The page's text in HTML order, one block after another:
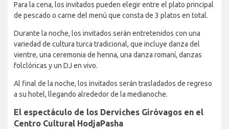
Para la cena, los invitados pueden elegir entre el plato principal
de pescado o carne del menú que consta de 3 platos en total.
Durante la noche, los invitados serán entretenidos con una
variedad de cultura turca tradicional, que incluye danza del
vientre, una ceremonia de henna, una danza romaní, danzas
folclóricas y un DJ en vivo.
Al final de la noche, los invitados serán trasladados de regreso
a su hotel, llegando alrededor de la medianoche.
El espectáculo de los Derviches Giróvagos en el
Centro Cultural HodjaPasha